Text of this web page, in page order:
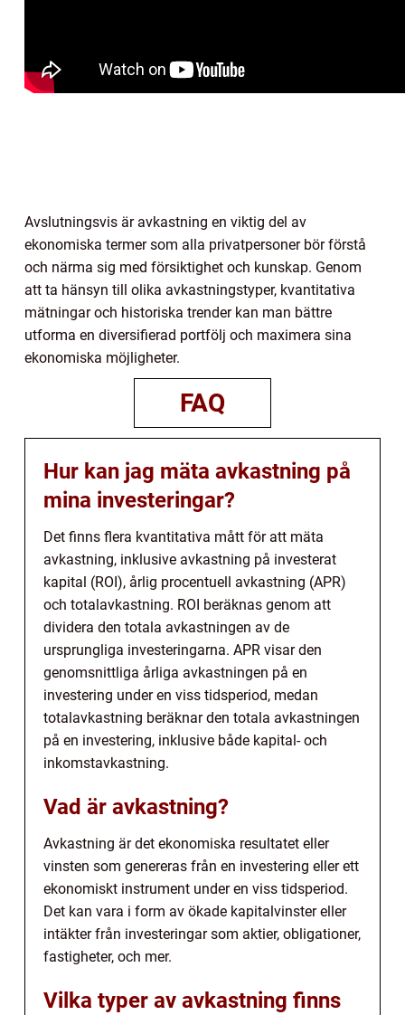
Avslutningsvis är avkastning en viktig del av
ekonomiska termer som alla privatpersoner bör förstå
och närma sig med försiktighet och kunskap. Genom
att ta hänsyn till olika avkastningstyper, kvantitativa
mätningar och historiska trender kan man bättre
utforma en diversifierad portfölj och maximera sina
ekonomiska möjligheter.
FAQ
Hur kan jag mäta avkastning på
mina investeringar?
Det finns flera kvantitativa mått för att mäta
avkastning, inklusive avkastning på investerat
kapital (ROI), årlig procentuell avkastning (APR)
och totalavkastning. ROI beräknas genom att
dividera den totala avkastningen av de
ursprungliga investeringarna. APR visar den
genomsnittliga årliga avkastningen på en
investering under en viss tidsperiod, medan
totalavkastning beräknar den totala avkastningen
på en investering, inklusive både kapital- och
inkomstavkastning.
Vad är avkastning?
Avkastning är det ekonomiska resultatet eller
vinsten som genereras från en investering eller ett
ekonomiskt instrument under en viss tidsperiod.
Det kan vara i form av ökade kapitalvinster eller
intäkter från investeringar som aktier, obligationer,
fastigheter, och mer.
Vilka typer av avkastning finns